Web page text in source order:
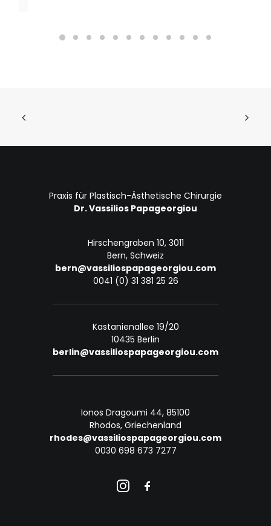
Praxis für Plastisch-Ästhetische Chirurgie
Dr. Vassilios Papageorgiou
Hirschengraben 10, 3011
Bern, Schweiz
bern@vassiliospapageorgiou.com
0041 (0) 31 381 25 26
Kastanienallee 19/20
10435 Berlin
berlin@vassiliospapageorgiou.com
Ionos Dragoumi 44, 85100
Rhodos, Griechenland
rhodes@vassiliospapageorgiou.com
0030 698 673 7277